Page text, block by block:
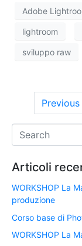
Adobe
lightroom
sviluppo raw
Previous
Articoli
WORKSHOP La
produzione
Corso base di
WORKSHOP La